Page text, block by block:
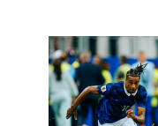
Octavos
de
Final
del